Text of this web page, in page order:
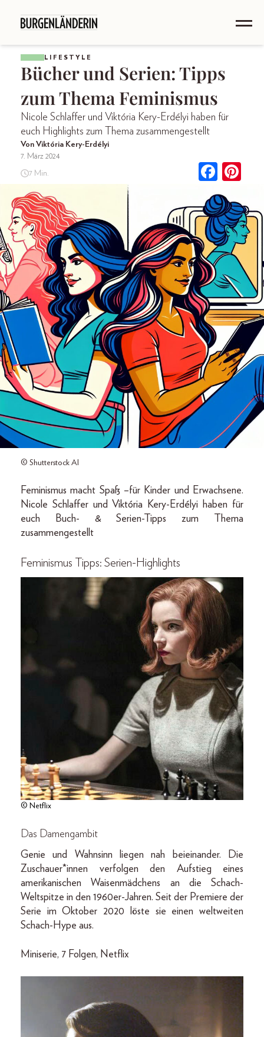
LIFESTYLE
Bücher und Serien: Tipps
zum Thema Feminismus
Nicole Schlaffer und Viktória Kery-Erdélyi haben für
euch Highlights zum Thema zusammengestellt
Von Viktória Kery-Erdélyi
7. März 2024
7 Min.
© Shutterstock AI
Feminismus macht Spaß –für Kinder und Erwachsene.
Nicole Schlaffer und Viktória Kery-Erdélyi haben für
euch Buch- & Serien-Tipps zum Thema
zusammengestellt
Feminismus Tipps: Serien-Highlights
© Netflix
Das Damengambit
Genie und Wahnsinn liegen nah beieinander. Die
Zuschauer*innen verfolgen den Aufstieg eines
amerikanischen Waisenmädchens an die Schach-
Weltspitze in den 1960er-Jahren. Seit der Premiere der
Serie im Oktober 2020 löste sie einen weltweiten
Schach-Hype aus.
Miniserie, 7 Folgen, Netflix